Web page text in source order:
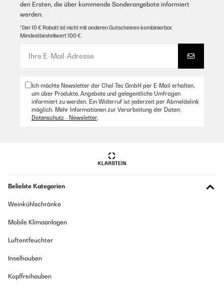
den Ersten, die über kommende Sonderangebote informiert
werden.
*Der 10 € Rabatt ist nicht mit anderen Gutscheinen kombinierbar.
Mindestbestellwert 100 €.
Ich möchte Newsletter der Chal-Tec GmbH per E-Mail erhalten,
um über Produkte, Angebote und gelegentliche Umfragen
informiert zu werden. Ein Widerruf ist jederzeit per Abmeldelink
möglich. Mehr Informationen zur Verarbeitung der Daten:
Datenschutz - Newsletter.
Beliebte Kategorien
Weinkühlschränke
Mobile Klimaanlagen
Luftentfeuchter
Inselhauben
Kopffreihauben